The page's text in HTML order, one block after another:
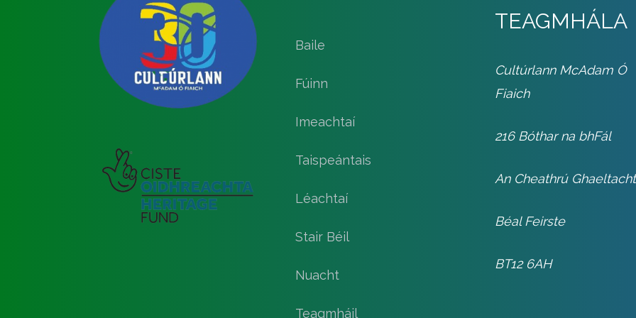
Baile
Fúinn
Imeachtaí
Taispeántais
Léachtaí
Stair Béil
Nuacht
Teagmháil
TEAGMHÁLA
Cultúrlann McAdam Ó
Fiaich
216 Bóthar na bhFál
An Cheathrú
Béal Feirste
BT12 6AH